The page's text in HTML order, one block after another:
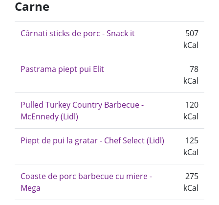
Carne
Cârnati sticks de porc - Snack it
507
kCal
Pastrama piept pui Elit
78
kCal
Pulled Turkey Country Barbecue -
McEnnedy (Lidl)
120
kCal
Piept de pui la gratar - Chef Select (Lidl)
125
kCal
Coaste de porc barbecue cu miere -
Mega
275
kCal